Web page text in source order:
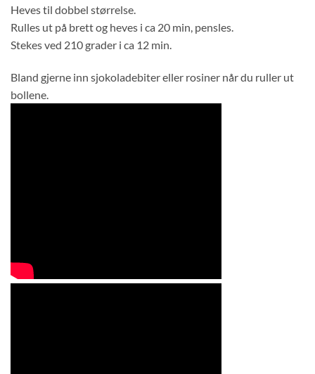
Heves til dobbel størrelse.
Rulles ut på brett og heves i ca 20 min, pensles.
Stekes ved 210 grader i ca 12 min.
Bland gjerne inn sjokoladebiter eller rosiner når du ruller ut
bollene.